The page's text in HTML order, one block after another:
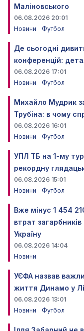
Маліновського
06.08.2026 20:01
Новини
Футбол
Де сьогодні
конференцій:
06.08.2026 17:01
Новини
Футбол
Михайло Мудрик
Трубіна: в чому
06.08.2026 16:01
Новини
Футбол
УПЛ ТБ на 1-му
рекордну
06.08.2026 15:01
Новини
Футбол
Вже мінус 1 454
втрат
Україну
06.08.2026 14:04
Новини
УЄФА назвав
життя Динамо у
06.08.2026 13:01
Новини
Футбол